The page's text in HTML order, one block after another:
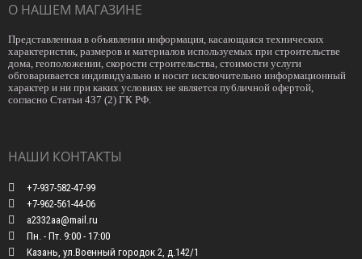
О НАШЕМ МАГАЗИНЕ
Представленная в объявлении информация, касающаяся технических
характеристик, размеров и материалов используемых при строительстве
дома, геоположении, скорости строительства, стоимости услуги
обговаривается индивидуально и носит исключительно информационный
характер и ни при каких условиях не является публичной офертой,
согласно Статьи 437 (2) ГК РФ.
НАШИ КОНТАКТЫ
+7-937-582-47-99
+7-962-561-44-06
a2332aa@mail.ru
Пн. - Пт. 9:00 - 17:00
Казань, ул.Военный городок 2, д.142/1